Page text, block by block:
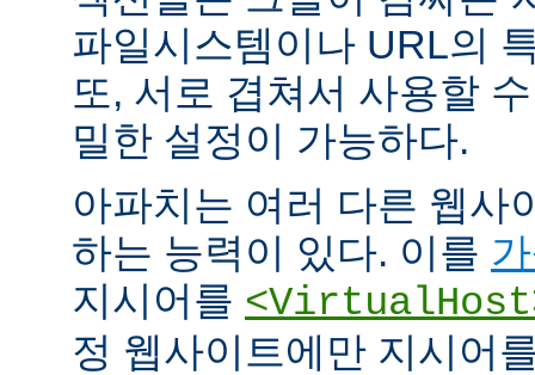
파일시스템이나 URL의
또, 서로 겹쳐서 사용할
밀한 설정이 가능하다.
아파치는 여러 다른 웹사
하는 능력이 있다. 이를
지시어를
정 웹사이트에만 지시어